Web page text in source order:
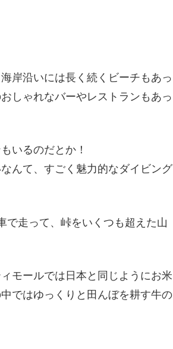
岸沿いには長く続くビーチもあっ
しゃれなバーやレストランもあっ
もいるのだとか！
んて、すごく魅力的なダイビング
で走って、峠をいくつも超えた山
モールでは日本と同じようにお米
ではゆっくりと田んぼを耕す牛の